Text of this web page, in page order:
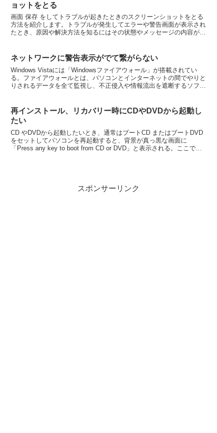
ョットをとる
画面 保存 をしてトラブルが起きたときのスクリーンショットをとる
方法を紹介します。トラブルが発生してエラーや警告画面が表示され
たとき、原因や解決方法を知るにはその状態やメッセージの内容が重
ネットワークに警告表示がでて繋がらない
Windows Vistaには「Windowsファイアウォール」が搭載されてい
る。ファイアウォールとは、パソコンとインターネットの間でやりと
りされるデータを全て監視し、不正侵入や情報流出を遮断するソフト
再インストール、リカバリー時にCDやDVDから起動し
たい
CD やDVDから起動したいとき、通常はブートCD またはブートDVD
をセットしてパソコンを再起動すると、背景が真っ黒な画面に
「Press any key to boot from CD or DVD」と表示される。ここでキ
スポンサーリンク